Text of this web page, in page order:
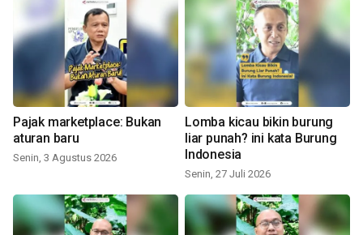
Pajak marketplace: Bukan
aturan baru
Senin, 3 Agustus 2026
Lomba kicau bikin burung
liar punah? ini kata Burung
Indonesia
Senin, 27 Juli 2026